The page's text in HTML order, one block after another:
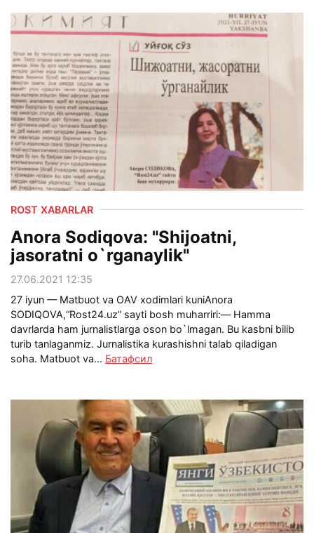
ROST XABARLAR
Anora Sodiqova: "Shijoatni,
jasoratni o`rganaylik"
27.06.2021 12:35
27 iyun — Matbuot va OAV xodimlari kuni Anora
SODIQOVA,“Rost24.uz” sayti bosh muharriri:— Hamma
davrlarda ham jurnalistlarga oson bo`lmagan. Bu kasbni bilib
turib tanlaganmiz. Jurnalistika kurashishni talab qiladigan
soha. Matbuot va... Батафсил